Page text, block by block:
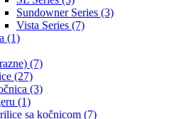
Sundowner Series (3)
Vista Series (7)
(1)
(7)
(27)
(3)
(1)
sa kočnicom (7)